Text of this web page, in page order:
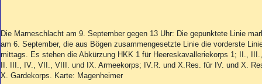
Die Marneschlacht am 9. September gegen 13 Uhr: Die gepunktete Linie
am 6. September, die aus Bögen zusammengesetzte Linie die vorderste
mittags. Es stehen die Abkürzung HKK 1 für Heereskavalleriekorps 1; II.,
II. III., IV., VII., VIII. und IX. Armeekorps; IV.R. und X.Res. für IV. und X.
X. Gardekorps. Karte: Magenheimer